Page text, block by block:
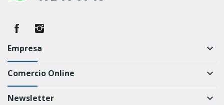
Empresa keyboard_arrow_down
Comercio Online keyboard_arrow_down
Newsletter keyboard_arrow_down